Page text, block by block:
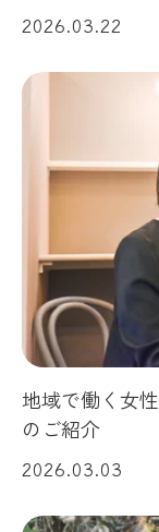
2026.03.22
地域で働く女
のご紹介
2026.03.03